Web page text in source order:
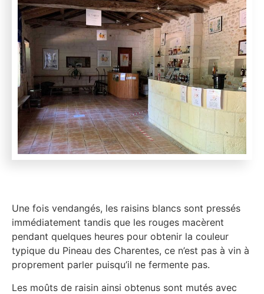
Une fois vendangés, les raisins blancs sont pressés
immédiatement tandis que les rouges macèrent
pendant quelques heures pour obtenir la couleur
typique du Pineau des Charentes, ce n’est pas à vin à
proprement parler puisqu’il ne fermente pas.
Les moûts de raisin ainsi obtenus sont mutés avec